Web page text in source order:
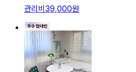
관리비 39,000원